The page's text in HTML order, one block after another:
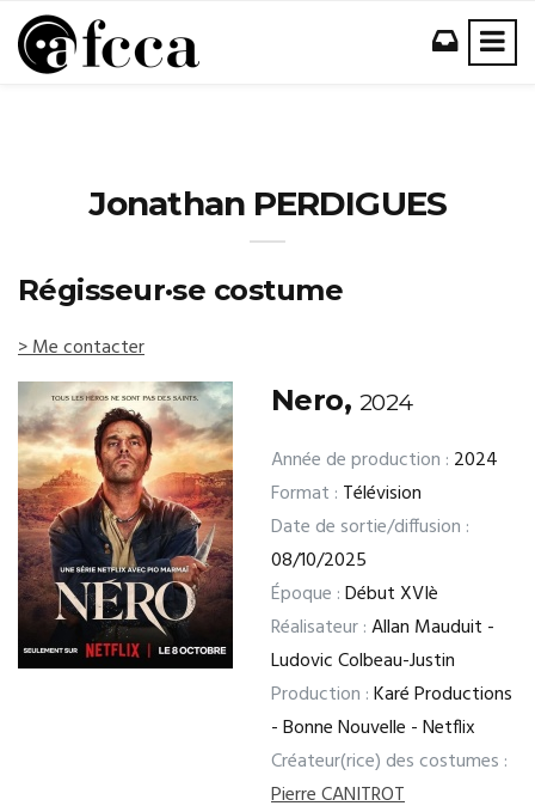
Jonathan PERDIGUES
Régisseur·se costume
> Me contacter
Nero, 2024
Année de production : 2024
Format : Télévision
Date de sortie/diffusion :
08/10/2025
Époque :Début XVIè
Réalisateur :Allan Mauduit -
Ludovic Colbeau-Justin
Production :Karé Productions
- Bonne Nouvelle - Netflix
Créateur(rice) des costumes :
Pierre CANITROT